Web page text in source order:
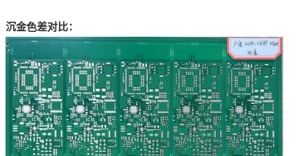
沉金色差对比：